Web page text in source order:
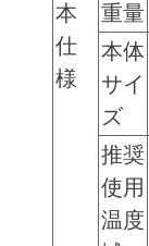
本
仕
様
重量
本体
サイ
ズ
推奨
使用
温度